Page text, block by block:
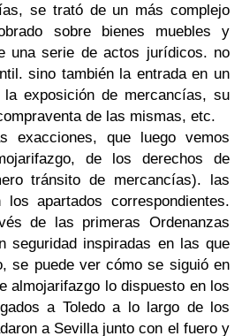
se trató de un más complejo
sobre bienes muebles y
una serie de actos jurídicos. no
sino también la entrada en un
exposición de mercancías, su
de las mismas, etc.
exacciones, que luego vemos
de los derechos de
tránsito de mercancías). las
apartados correspondientes.
de las primeras Ordenanzas
seguridad inspiradas en las que
se puede ver cómo se siguió en
almojarifazgo lo dispuesto en los
a Toledo a lo largo de los
a Sevilla junto con el fuero y